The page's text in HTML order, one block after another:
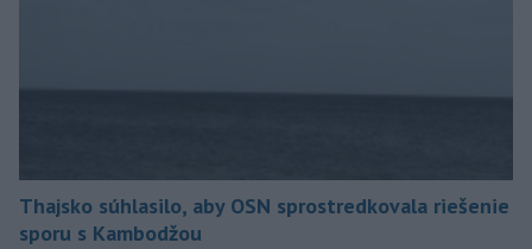
Thajsko súhlasilo, aby OSN sprostredkovala riešenie
sporu s Kambodžou